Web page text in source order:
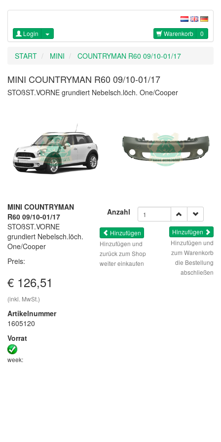
Login Warenkorb 0
START MINI COUNTRYMAN R60 09/10-01/17
MINI COUNTRYMAN R60 09/10-01/17
STOßST.VORNE grundiert Nebelsch.löch. One/Cooper
MINI COUNTRYMAN
R60 09/10-01/17
STOßST.VORNE
grundiert Nebelsch.löch.
One/Cooper
Preis:
€ 126,51
(inkl. MwSt.)
Artikelnummer
1605120
Vorrat
week:
Anzahl
Hinzufügen
Hinzufügen und
zurück zum Shop
weiter einkaufen
Hinzufügen
Hinzufügen und
zum Warenkorb
die Bestellung
abschließen